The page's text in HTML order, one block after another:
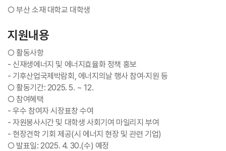
○ 부산 소재 대학교 대학생
지원내용
○ 활동사항
- 신재생에너지 및 에너지효율화 정책 홍보
- 기후산업국제박람회, 에너지의날 행사 참여·지원 등
○ 활동기간: 2025. 5. ~ 12.
○ 참여혜택
- 우수 참여자 시장표창 수여
- 자원봉사시간 및 대학생 사회기여 마일리지 부여
- 현장견학 기회 제공(시 에너지 현장 및 관련 기업)
○ 발표일: 2025. 4. 30.(수) 예정